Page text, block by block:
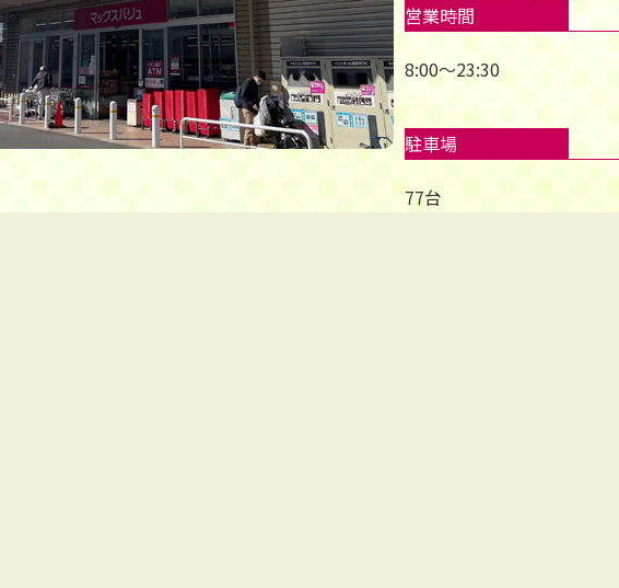
営業時間
8:00～23:30
駐車場
77台